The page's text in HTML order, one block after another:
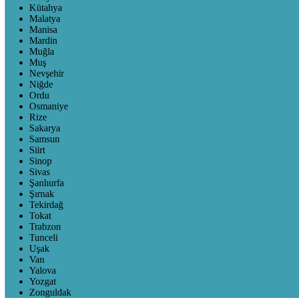
Kütahya
Malatya
Manisa
Mardin
Muğla
Muş
Nevşehir
Niğde
Ordu
Osmaniye
Rize
Sakarya
Samsun
Siirt
Sinop
Sivas
Şanlıurfa
Şırnak
Tekirdağ
Tokat
Trabzon
Tunceli
Uşak
Van
Yalova
Yozgat
Zonguldak